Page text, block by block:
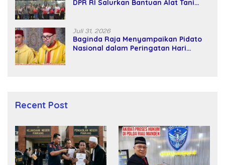
DPR RI Salurkan Bantuan Alat Tani
Juli 31, 2026
Baginda Raja Menyampaikan Pidato
Nasional dalam Peringatan Hari
Recent Post